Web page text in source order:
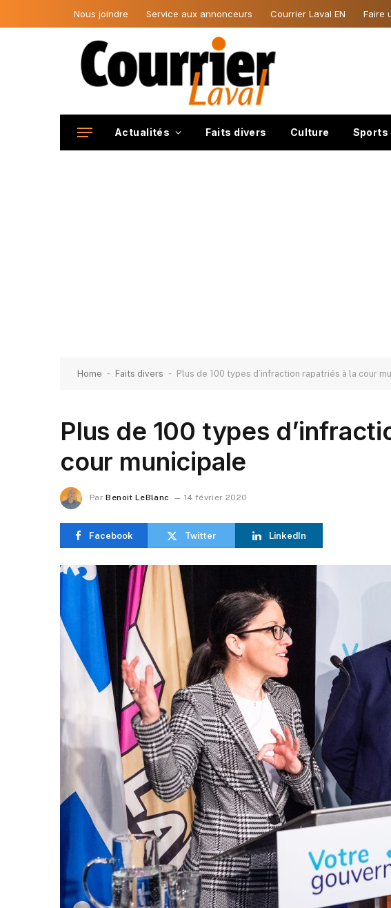
Nous joindre Service aux annonceurs Courrier Laval EN Faire
Actualités Faits divers Culture Sports
Home - Faits divers - Plus de 100 types d’infraction rapatriés à la cour
Plus de 100 types
cour municipale
Par Benoit LeBlanc 14 février 2020
Facebook Twitter LinkedIn